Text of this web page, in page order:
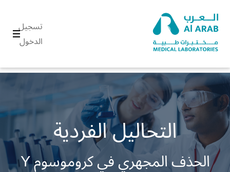
تسجيل
الدخول
التحاليل الفردية
الحذف المجهري في كروموسوم Y